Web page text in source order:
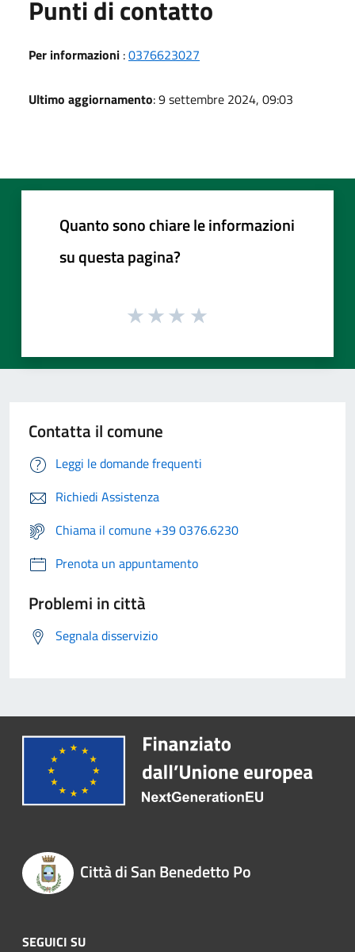
Punti di contatto
Per informazioni :0376623027
Ultimo aggiornamento: 9 settembre 2024, 09:03
Quanto sono chiare le informazioni
su questa pagina?
Contatta il comune
Leggi le domande frequenti
Richiedi Assistenza
Chiama il comune +39 0376.6230
Prenota un appuntamento
Problemi in città
Segnala disservizio
Città di San Benedetto Po
SEGUICI SU